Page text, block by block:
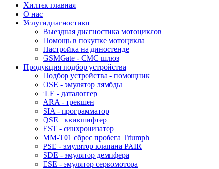
Хилтек главная
О нас
Услугидиагностики
Выездная диагностика мотоциклов
Помощь в покупке мотоцикла
Настройка на диностенде
GSMGate - СМС шлюз
Продукция подбор устройства
Подбор устройства - помощник
OSE - эмулятор лямбды
iLE - даталоггер
ARA - трекшен
SIA - программатор
QSE - квикшифтер
EST - синхронизатор
MM-T01 сброс пробега Triumph
PSE - эмулятор клапана PAIR
SDE - эмулятор демпфера
ESE - эмулятор сервомотора